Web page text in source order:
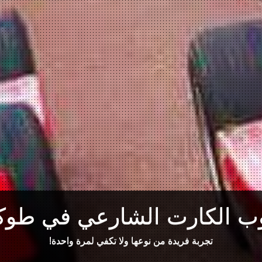
الكارت الشارعي في
تجربة فريدة من نوعها ولا تكفي لمرة واحدة!